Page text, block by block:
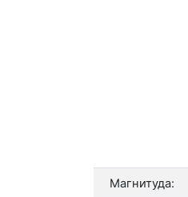
Магнитуда: